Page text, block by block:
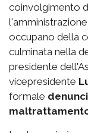
coinvolgimento
occupano della
culminata nella
presidente
vicepresidente
formale